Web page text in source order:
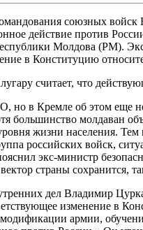
союзных
действие против
Молдова (РМ).
в Конституцию
считает, что
в Кремле об этом еще
большинство молдаван
жизни населения.
российских войск,
экс-министр
страны сохранится,
дел Владимир
изменение в
армии,